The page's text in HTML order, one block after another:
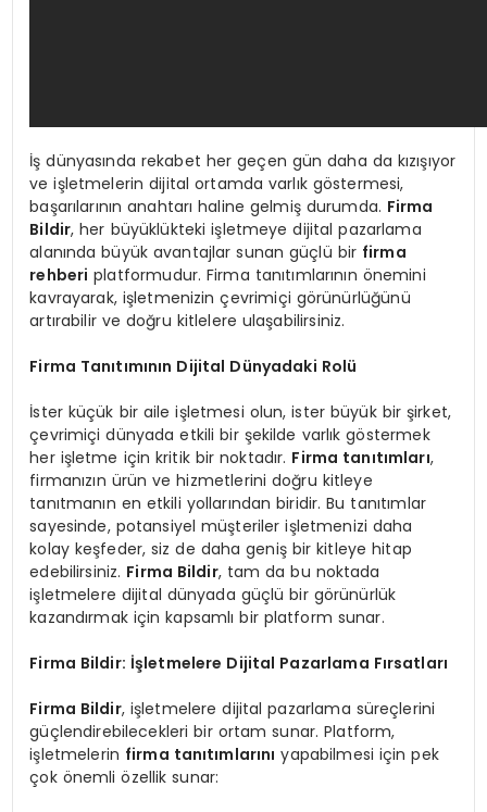
İş dünyasında rekabet her geçen gün daha da kızışıyor
ve işletmelerin dijital ortamda varlık göstermesi,
başarılarının anahtarı haline gelmiş durumda. Firma
Bildir, her büyüklükteki işletmeye dijital pazarlama
alanında büyük avantajlar sunan güçlü bir firma
rehberi platformudur. Firma tanıtımlarının önemini
kavrayarak, işletmenizin çevrimiçi görünürlüğünü
artırabilir ve doğru kitlelere ulaşabilirsiniz.
Firma Tanıtımının Dijital Dünyadaki Rolü
İster küçük bir aile işletmesi olun, ister büyük bir şirket,
çevrimiçi dünyada etkili bir şekilde varlık göstermek
her işletme için kritik bir noktadır. Firma tanıtımları,
firmanızın ürün ve hizmetlerini doğru kitleye
tanıtmanın en etkili yollarından biridir. Bu tanıtımlar
sayesinde, potansiyel müşteriler işletmenizi daha
kolay keşfeder, siz de daha geniş bir kitleye hitap
edebilirsiniz. Firma Bildir, tam da bu noktada
işletmelere dijital dünyada güçlü bir görünürlük
kazandırmak için kapsamlı bir platform sunar.
Firma Bildir: İşletmelere Dijital Pazarlama Fırsatları
Firma Bildir, işletmelere dijital pazarlama süreçlerini
güçlendirebilecekleri bir ortam sunar. Platform,
işletmelerin firma tanıtımlarını yapabilmesi için pek
çok önemli özellik sunar: